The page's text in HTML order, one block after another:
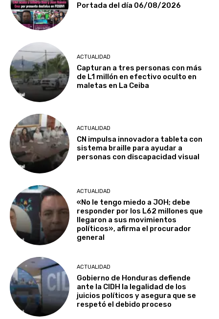
Portada del día 06/08/2026
ACTUALIDAD
Capturan a tres personas con más
de L1 millón en efectivo oculto en
maletas en La Ceiba
ACTUALIDAD
CN impulsa innovadora tableta con
sistema braille para ayudar a
personas con discapacidad visual
ACTUALIDAD
«No le tengo miedo a JOH; debe
responder por los L62 millones que
llegaron a sus movimientos
políticos», afirma el procurador
general
ACTUALIDAD
Gobierno de Honduras defiende
ante la CIDH la legalidad de los
juicios políticos y asegura que se
respetó el debido proceso